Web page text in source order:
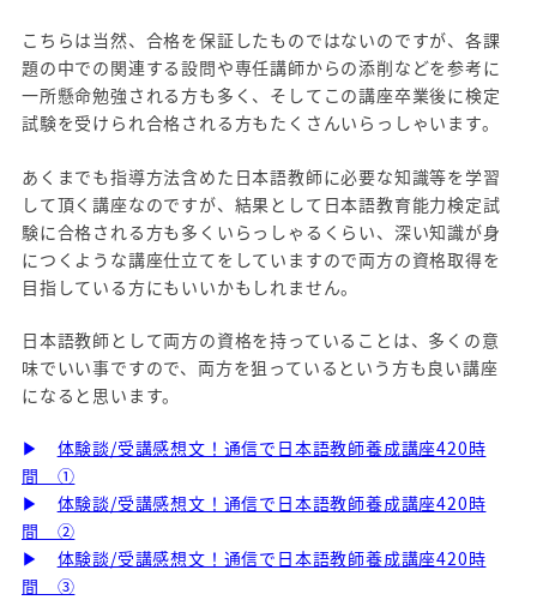
こちらは当然、合格を保証したものではないのですが、各課
題の中での関連する設問や専任講師からの添削などを参考に
一所懸命勉強される方も多く、そしてこの講座卒業後に検定
試験を受けられ合格される方もたくさんいらっしゃいます。
あくまでも指導方法含めた日本語教師に必要な知識等を学習
して頂く講座なのですが、結果として日本語教育能力検定試
験に合格される方も多くいらっしゃるくらい、深い知識が身
につくような講座仕立てをしていますので両方の資格取得を
目指している方にもいいかもしれません。
日本語教師として両方の資格を持っていることは、多くの意
味でいい事ですので、両方を狙っているという方も良い講座
になると思います。
▶
体験談/受講感想文！通信で日本語教師養成講座420時
間 ①
▶
体験談/受講感想文！通信で日本語教師養成講座420時
間 ②
▶
体験談/受講感想文！通信で日本語教師養成講座420時
間 ③